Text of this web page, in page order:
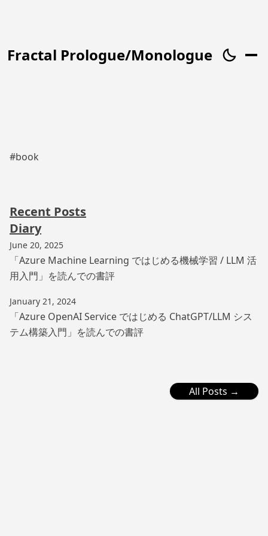
Fractal Prologue/Monologue
#book
Recent Posts
Diary
June 20, 2025
「Azure Machine Learning ではじめる機械学習 / LLM 活
用入門」を読んでの書評
January 21, 2024
「Azure OpenAI Service ではじめる ChatGPT/LLM シス
テム構築入門」を読んでの書評
All Posts →